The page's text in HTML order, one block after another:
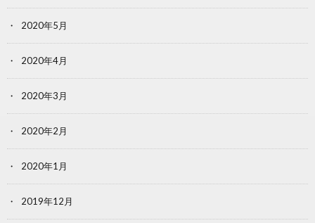
2020年5月
2020年4月
2020年3月
2020年2月
2020年1月
2019年12月